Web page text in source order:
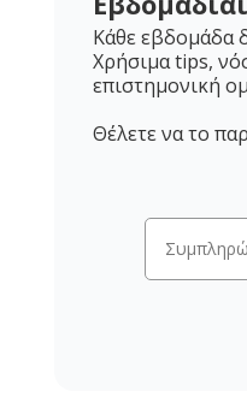
Κάθε εβδομάδα
Χρήσιμα tips,
επιστημονική
Θέλετε να το